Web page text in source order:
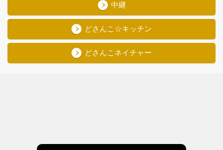
中継
どさんこ☆キッチン
どさんこネイチャー